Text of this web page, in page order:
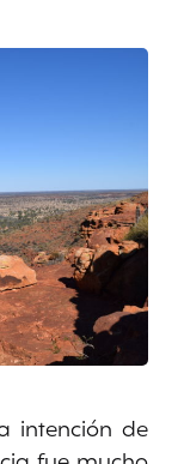
intención de